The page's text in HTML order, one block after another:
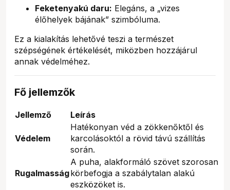
Feketenyakú daru: Elegáns, a „vizes
élőhelyek bájának” szimbóluma.
Ez a kialakítás lehetővé teszi a természet
szépségének értékelését, miközben hozzájárul
annak védelméhez.
Fő jellemzők
Jellemző Leírás
Védelem
Hatékonyan véd a zökkenőktől és
karcolásoktól a rövid távú szállítás
során.
Rugalmasság
A puha, alakformáló szövet szorosan
körbefogja a szabálytalan alakú
eszközöket is.